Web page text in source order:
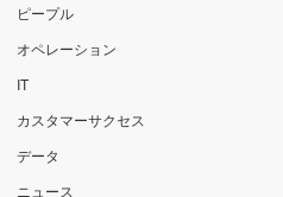
ピープル
オペレーション
IT
カスタマーサクセス
データ
ニュース